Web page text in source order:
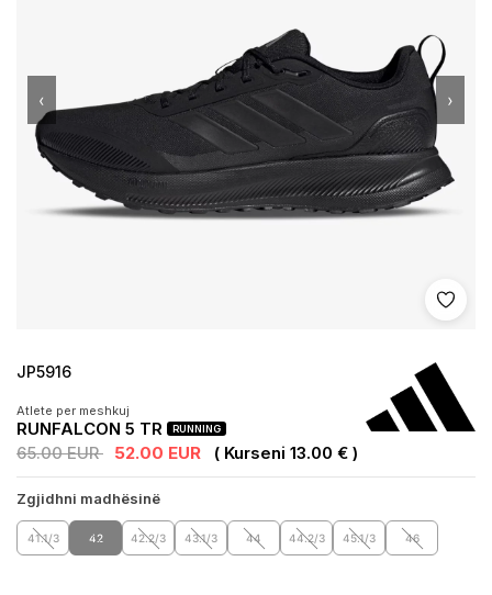
Shto
‹ ›
JP5916
Atlete per meshkuj
RUNFALCON 5 TR RUNNING
65.00 EUR 52.00 EUR ( Kurseni 13.00 € )
Zgjidhni madhësinë
41.1/3 42 42.2/3 43.1/3 44 44.2/3 45.1/3 46